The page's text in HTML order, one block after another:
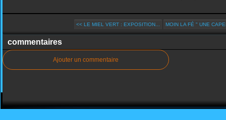
<< LE MIEL VERT : EXPOSITION... MOIN LA FÉ " UNE
commentaires
Ajouter un commentaire